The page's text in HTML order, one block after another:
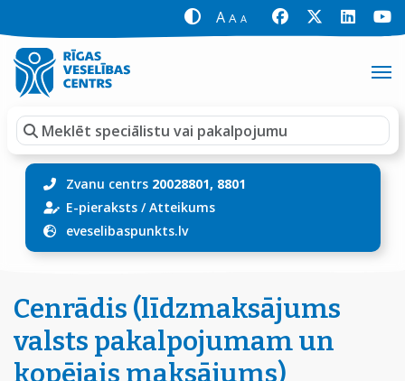
A A A
Zvanu centrs 20028801, 8801
E-pieraksts/Atteikums
eveselibaspunkts.lv
Cenrādis (līdzmaksājums
valsts pakalpojumam un
kopējais maksājums)